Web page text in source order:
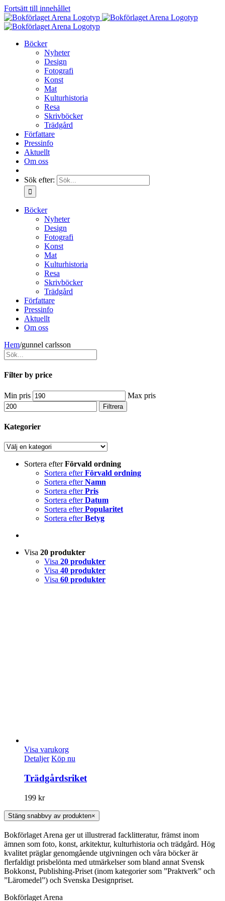
Fortsätt till innehållet
Böcker
Nyheter
Design
Fotografi
Konst
Mat
Kulturhistoria
Resa
Skrivböcker
Trädgård
Författare
Pressinfo
Aktuellt
Om oss
Sök efter:
Böcker
Nyheter
Design
Fotografi
Konst
Mat
Kulturhistoria
Resa
Skrivböcker
Trädgård
Författare
Pressinfo
Aktuellt
Om oss
Hem/gunnel carlsson
Filter by price
Min pris Max pris
Filtrera
Kategorier
Sortera efterFörvald ordning
Sortera efterFörvald ordning
Sortera efterNamn
Sortera efterPris
Sortera efterDatum
Sortera efterPopularitet
Sortera efterBetyg
Visa 20 produkter
Visa 20 produkter
Visa 40 produkter
Visa 60 produkter
Visa varukorg
Detaljer Köp nu
Trädgårdsriket
199 kr
Stäng snabbvy av produkten×
Bokförlaget Arena ger ut illustrerad facklitteratur, främst inom
ämnen som foto, konst, arkitektur, kulturhistoria och trädgård. Hög
kvalitet präglar genomgående utgivningen och våra böcker är
flerfaldigt prisbelönta med utmärkelser som bland annat Svensk
Bokkonst, Publishing-Priset (inom kategorier som ”Praktverk” och
”Läromedel”) och Svenska Designpriset.
Bokförlaget Arena